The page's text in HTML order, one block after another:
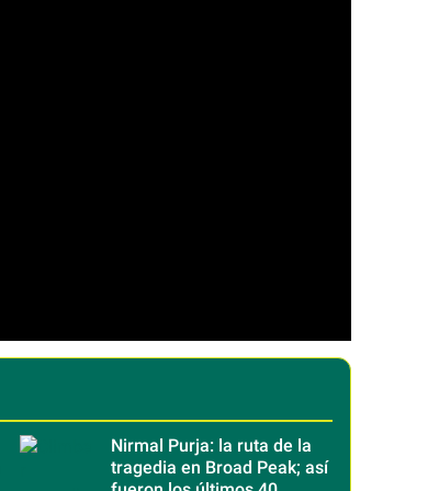
Nirmal Purja: la ruta de la
tragedia en Broad Peak; así